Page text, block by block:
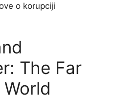
o korupciji
The Far